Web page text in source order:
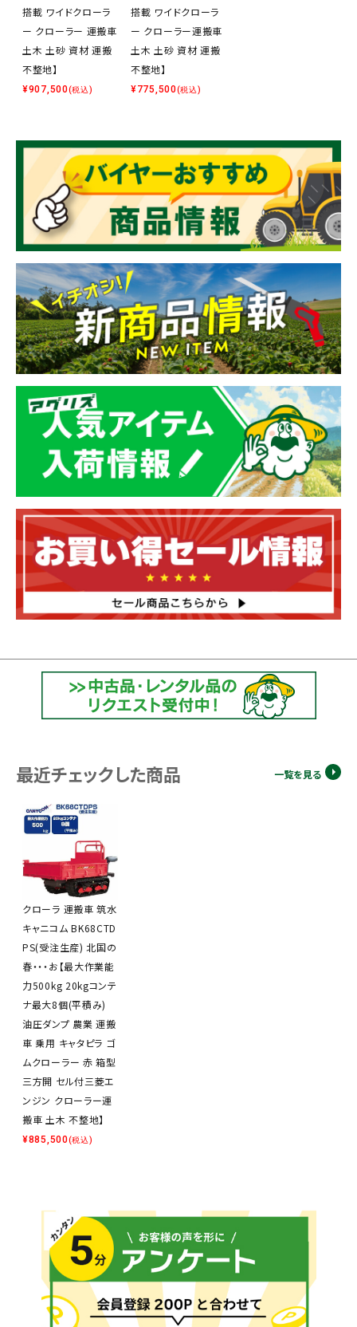
搭載 ワイドクローラ
ー クローラー 運搬車
土木 土砂 資材 運搬
不整地】
¥907,500(税込)
搭載 ワイドクローラ
ー クローラー運搬車
土木 土砂 資材 運搬
不整地】
¥775,500(税込)
最近チェックした商品 一覧を見る
クローラ 運搬車 筑水
キャニコム BK68CTD
PS(受注生産) 北国の
春・・・お【最大作業能
力500kg 20kgコンテ
ナ最大8個(平積み)
油圧ダンプ 農業 運搬
車 乗用 キャタピラ ゴ
ムクローラー 赤 箱型
三方開 セル付三菱エ
ンジン クローラー運
搬車 土木 不整地】
¥885,500(税込)